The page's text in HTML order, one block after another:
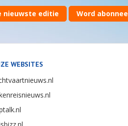
nieuwste editie Word abonnee
WEBSITES